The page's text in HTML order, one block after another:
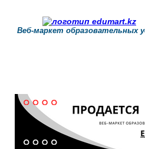
Веб-маркет образовательных